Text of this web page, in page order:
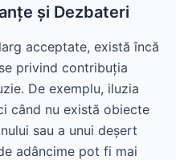
și Dezbateri
acceptate, există încă
privind contribuția
De exemplu, iluzia
când nu există obiecte
sau a unui deșert
adâncime pot fi mai